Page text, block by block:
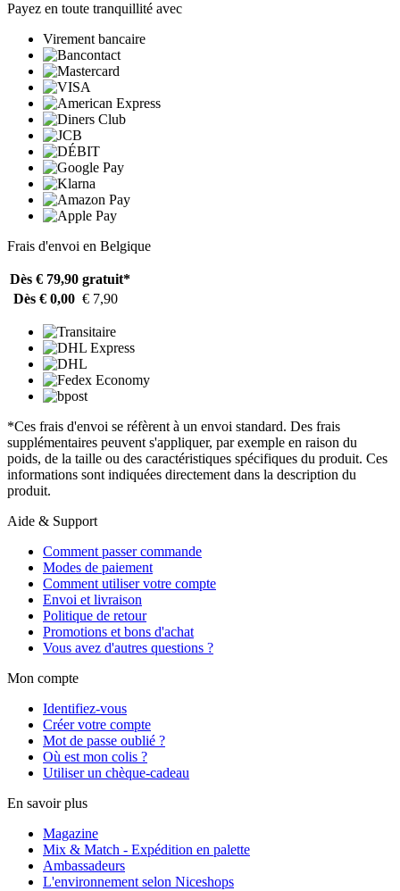
Payez en toute tranquillité avec
Virement bancaire
Frais d'envoi en Belgique
Dès € 79,90 gratuit*
Dès € 0,00 € 7,90
*Ces frais d'envoi se réfèrent à un envoi standard. Des frais
supplémentaires peuvent s'appliquer, par exemple en raison du
poids, de la taille ou des caractéristiques spécifiques du produit. Ces
informations sont indiquées directement dans la description du
produit.
Aide & Support
Comment passer commande
Modes de paiement
Comment utiliser votre compte
Envoi et livraison
Politique de retour
Promotions et bons d'achat
Vous avez d'autres questions ?
Mon compte
Identifiez-vous
Créer votre compte
Mot de passe oublié ?
Où est mon colis ?
Utiliser un chèque-cadeau
En savoir plus
Magazine
Mix & Match - Expédition en palette
Ambassadeurs
L'environnement selon Niceshops